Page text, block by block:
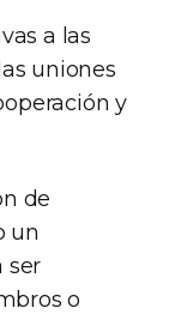
a las
uniones
y
de
un
ser
o